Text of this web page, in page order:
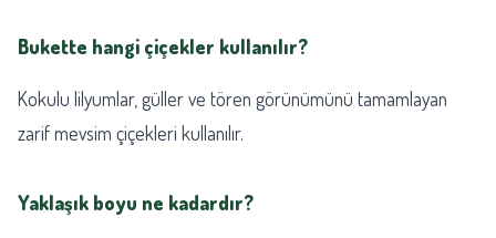
Bukette hangi çiçekler kullanılır?
Kokulu lilyumlar, güller ve tören görünümünü tamamlayan
zarif mevsim çiçekleri kullanılır.
Yaklaşık boyu ne kadardır?